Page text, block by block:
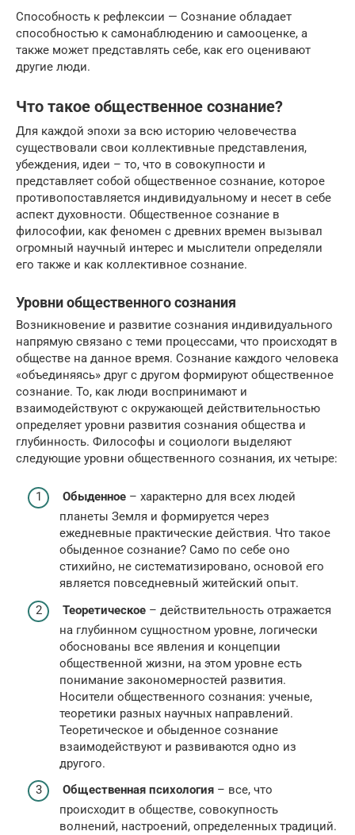
Способность к рефлексии — Сознание обладает
способностью к самонаблюдению и самооценке, а
также может представлять себе, как его оценивают
другие люди.
Что такое общественное сознание?
Для каждой эпохи за всю историю человечества
существовали свои коллективные представления,
убеждения, идеи – то, что в совокупности и
представляет собой общественное сознание, которое
противопоставляется индивидуальному и несет в себе
аспект духовности. Общественное сознание в
философии, как феномен с древних времен вызывал
огромный научный интерес и мыслители определяли
его также и как коллективное сознание.
Уровни общественного сознания
Возникновение и развитие сознания индивидуального
напрямую связано с теми процессами, что происходят в
обществе на данное время. Сознание каждого человека
«объединяясь» друг с другом формируют общественное
сознание. То, как люди воспринимают и
взаимодействуют с окружающей действительностью
определяет уровни развития сознания общества и
глубинность. Философы и социологи выделяют
следующие уровни общественного сознания, их четыре:
Обыденное – характерно для всех людей
планеты Земля и формируется через
ежедневные практические действия. Что такое
обыденное сознание? Само по себе оно
стихийно, не систематизировано, основой его
является повседневный житейский опыт.
Теоретическое – действительность отражается
на глубинном сущностном уровне, логически
обоснованы все явления и концепции
общественной жизни, на этом уровне есть
понимание закономерностей развития.
Носители общественного сознания: ученые,
теоретики разных научных направлений.
Теоретическое и обыденное сознание
взаимодействуют и развиваются одно из
другого.
Общественная психология – все, что
происходит в обществе, совокупность
волнений, настроений, определенных традиций.